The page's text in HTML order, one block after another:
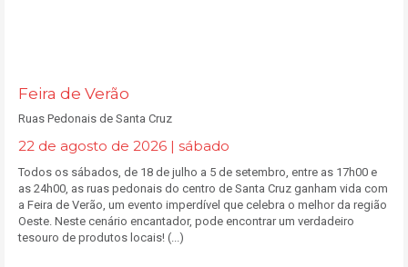
Feira de Verão
Ruas Pedonais de Santa Cruz
22 de agosto de 2026 | sábado
Todos os sábados, de 18 de julho a 5 de setembro, entre as 17h00 e
as 24h00, as ruas pedonais do centro de Santa Cruz ganham vida com
a Feira de Verão, um evento imperdível que celebra o melhor da região
Oeste. Neste cenário encantador, pode encontrar um verdadeiro
tesouro de produtos locais! (...)